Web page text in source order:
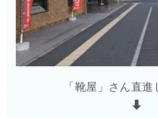
「靴屋」さん直